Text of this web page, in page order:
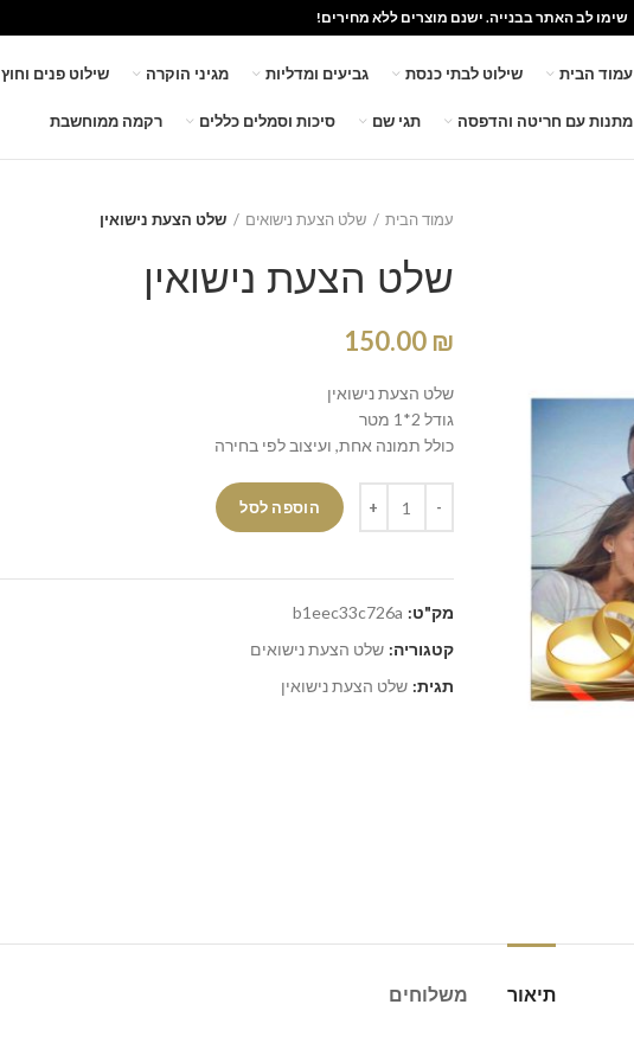
שימו לב האתר בבנייה. ישנם מוצרים ללא מחירים!
עמוד הבית שילוט לבתי כנסת גביעים ומדליות מגיני הוקרה שילוט פנים וחוץ
מתנות עם חריטה והדפסה תגי שם סיכות וסמלים כללים רקמה ממוחשבת
עמוד הבית שלט הצעת נישואים שלט הצעת נישואין
שלט הצעת נישואין
150.00 ₪
שלט הצעת נישואין
גודל 2*1 מטר
כולל תמונה אחת, ועיצוב לפי בחירה
הוספה לסל
מק"ט: b1eec33c726a
קטגוריה: שלט הצעת נישואים
תגית: שלט הצעת נישואין
תיאור משלוחים